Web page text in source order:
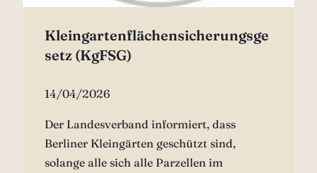
Kleingartenflächensicherungsge
setz (KgFSG)
14/04/2026
Der Landesverband informiert, dass
Berliner Kleingärten geschützt sind,
solange alle sich alle Parzellen im